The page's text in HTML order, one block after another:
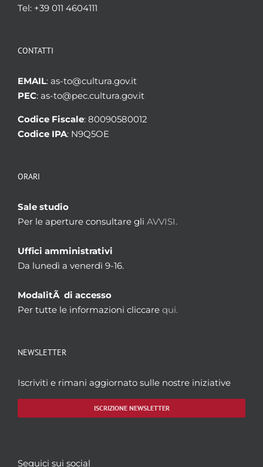
Tel: +39 011 4604111
CONTATTI
EMAIL: as-to@cultura.gov.it
PEC: as-to@pec.cultura.gov.it
Codice Fiscale: 80090580012
Codice IPA: N9Q5OE
ORARI
Sale studio
Per le aperture consultare gli AVVISI.
Uffici amministrativi
Da lunedì a venerdì 9-16.
ModalitÃ di accesso
Per tutte le informazioni cliccare qui.
NEWSLETTER
Iscriviti e rimani aggiornato sulle nostre iniziative
ISCRIZIONE NEWSLETTER
Seguici sui social